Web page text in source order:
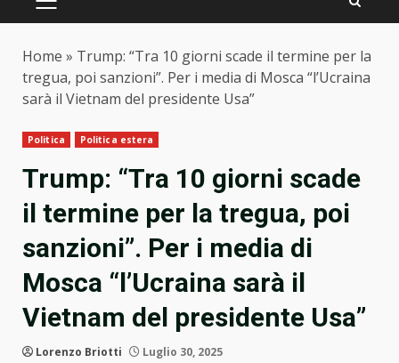
PRIMARY
Home » Trump: “Tra 10 giorni scade il termine per la
tregua, poi sanzioni”. Per i media di Mosca “l’Ucraina
sarà il Vietnam del presidente Usa”
Politica Politica estera
Trump: “Tra 10 giorni scade
il termine per la tregua, poi
sanzioni”. Per i media di
Mosca “l’Ucraina sarà il
Vietnam del presidente Usa”
Lorenzo Briotti Luglio 30, 2025